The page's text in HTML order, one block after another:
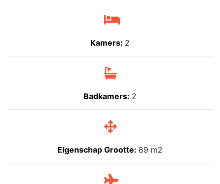
Kamers: 2
Badkamers: 2
Eigenschap Grootte: 89 m2